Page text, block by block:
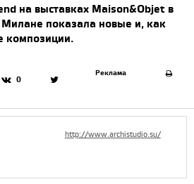
Результаты конкурса
Архитектура
Выставка
в России
на выставках Maison&Objet в
показала новые и, как
композиции.
0
Реклама
http://www.archistudio.su/